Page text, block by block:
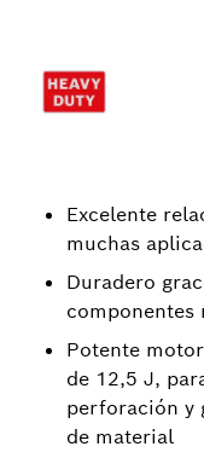
Excelente
muchas
Duradero
componentes
Potente
de 12,5 J,
perforación y
de material